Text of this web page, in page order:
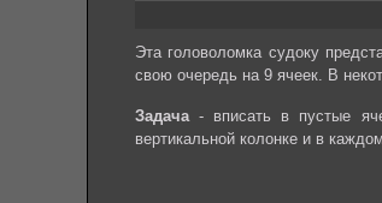
Эта головоломка судоку
свою очередь на 9 ячеек. В
Задача- вписать в пустые
вертикальной колонке и в